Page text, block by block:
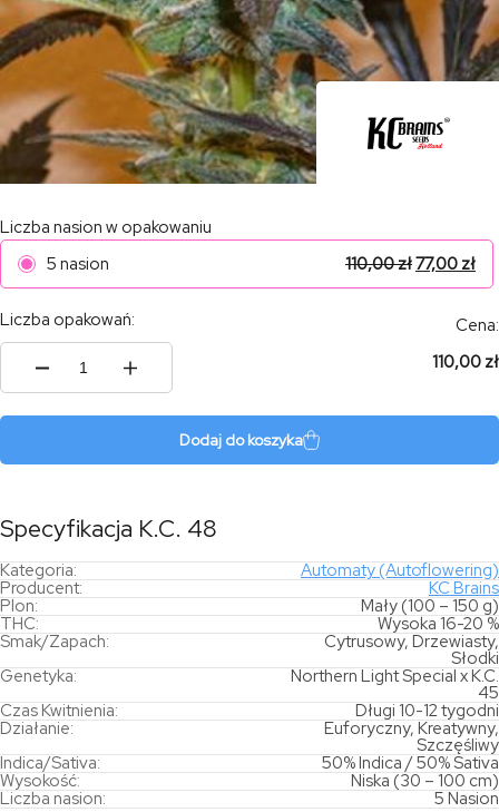
Liczba nasion w opakowaniu
5 nasion
110,00zł77,00 zł
Liczba opakowań:
ilość
Cena:
110,00 zł
Dodaj do koszyka
Specyfikacja K.C. 48
Kategoria:
Automaty (Autoflowering)
Producent:
KC Brains
Plon:
Mały (100 – 150 g)
THC:
Wysoka 16-20 %
Smak/Zapach:
Cytrusowy, Drzewiasty,
Słodki
Genetyka:
Northern Light Special x K.C.
45
Czas Kwitnienia:
Długi 10-12 tygodni
Działanie:
Euforyczny, Kreatywny,
Szczęśliwy
Indica/Sativa:
50% Indica / 50% Sativa
Wysokość:
Niska (30 – 100 cm)
Liczba nasion:
5 Nasion